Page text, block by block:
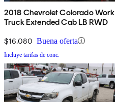
2018 Chevrolet Colorado Work
Truck Extended Cab LB RWD
$16,080 Buena oferta
Incluye tarifas de conc.